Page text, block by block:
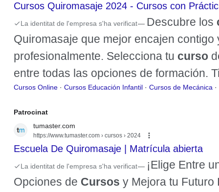
Cursos Quiromasaje 2024 - Cursos con
La identitat de l'empresa s'ha verificat— Descubre los
Quiromasaje que mejor encajen contigo
profesionalmente. Selecciona tu curso
entre todas las opciones de formación.
Cursos Online · ‎ Cursos Educación Infantil · ‎ Cursos de Mecánica · ‎
Patrocinat
Escuela De Quiromasaje | Matrícula abierta
tumaster.com
https://www.tumaster.com › cursos › 2024
La identitat de l'empresa s'ha verificat— ¡Elige Entre
Opciones de Cursos y Mejora tu Futuro